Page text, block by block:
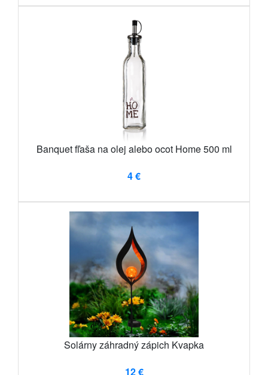
Banquet fľaša na olej alebo ocot Home 500 ml
4 €
Solárny záhradný zápich Kvapka
12 €